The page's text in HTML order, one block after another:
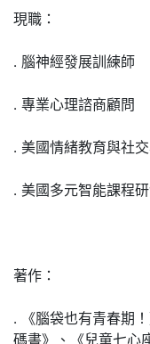
現職：
․ 腦神經發展訓練師
․ 專業心理諮商顧問
․ 美國情緒教育與社
․ 美國多元智能課程
著作：
․ 《腦袋也有青春期
碼書》、《兒童七心